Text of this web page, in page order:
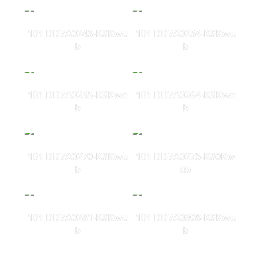
101 DD7A0243-KSKwe
b
101 DD7A0254-KSKwe
b
101 DD7A0255-KSKwe
b
101 DD7A0264-KSKwe
b
101 DD7A0270-KSKwe
b
101 DD7A0275-KS0Kw
eb
101 DD7A0281-KSKwe
b
101 DD7A0308-KSKwe
b